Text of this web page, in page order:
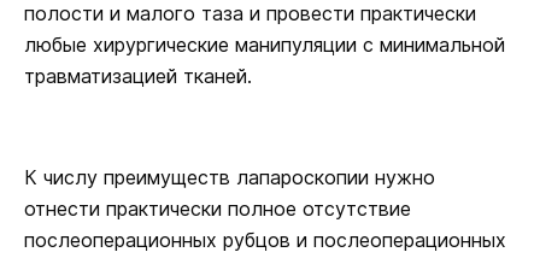
полости и малого таза и провести практически
любые хирургические манипуляции с минимальной
травматизацией тканей.
К числу преимуществ лапароскопии нужно
отнести практически полное отсутствие
послеоперационных рубцов и послеоперационных